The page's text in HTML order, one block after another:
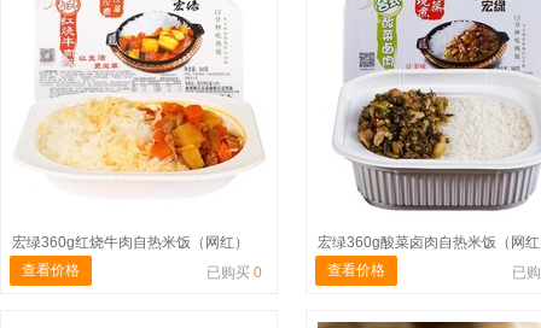
宏绿360g红烧牛肉自热米饭（网红）
查看价格
已购买 0
宏绿360g酸菜卤肉自热米饭（网
查看价格
已